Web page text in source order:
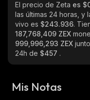
El precio de Zeta es
las últimas 24 horas, y
vivo es $243.936.
187,768,409 ZEX
999,996,293 ZEX
24h de $457 .
Mis Notas